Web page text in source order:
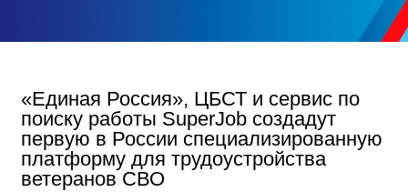
«Единая Россия», ЦБСТ и сервис по
поиску работы SuperJob создадут
первую в России специализированную
платформу для трудоустройства
ветеранов СВО